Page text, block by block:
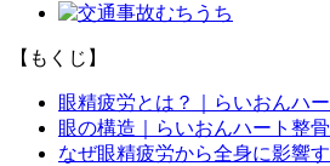
【もくじ】
眼精疲労とは？｜らいおんハ
眼の構造｜らいおんハート整
なぜ眼精疲労から全身に影響